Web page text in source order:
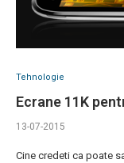
Tehnologie
Ecrane 11K
13-07-2015
Cine credeti ca poate